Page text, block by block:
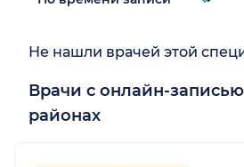
Не нашли врачей этой
Врачи с онлайн-
районах